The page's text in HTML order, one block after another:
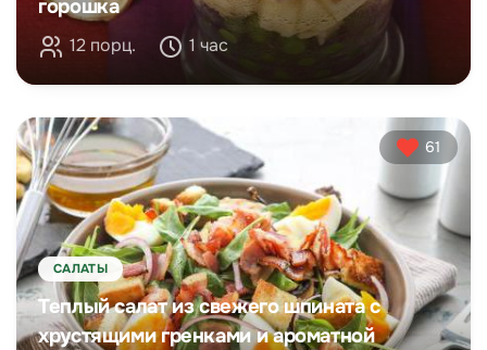
горошка
12 порц. 1 час
61
САЛАТЫ
Теплый салат из свежего шпината с
хрустящими гренками и ароматной